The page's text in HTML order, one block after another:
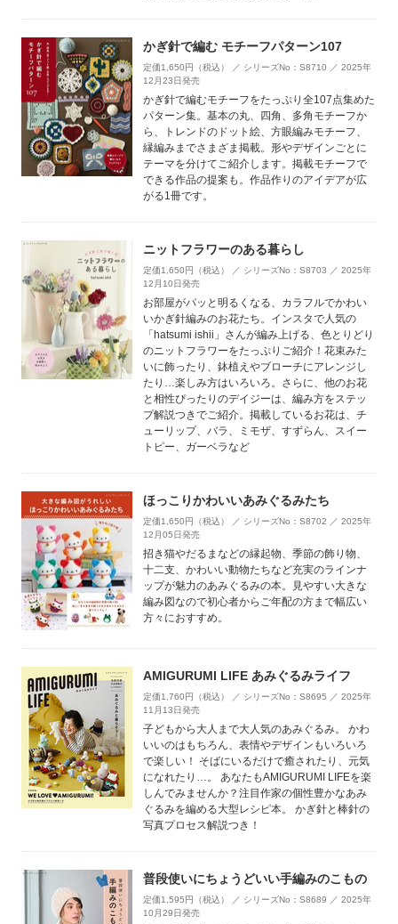
かぎ針で編む モチーフパターン107
定価1,650円（税込） ／ シリーズNo：S8710 ／ 2025年
12月23日発売
かぎ針で編むモチーフをたっぷり全107点集めた
パターン集。基本の丸、四角、多角モチーフか
ら、トレンドのドット絵、方眼編みモチーフ、
縁編みまでさまざま掲載。形やデザインごとに
テーマを分けてご紹介します。掲載モチーフで
できる作品の提案も。作品作りのアイデアが広
がる1冊です。
ニットフラワーのある暮らし
定価1,650円（税込） ／ シリーズNo：S8703 ／ 2025年
12月10日発売
お部屋がパッと明るくなる、カラフルでかわい
いかぎ針編みのお花たち。インスタで人気の
「hatsumi ishii」さんが編み上げる、色とりどり
のニットフラワーをたっぷりご紹介！花束みた
いに飾ったり、鉢植えやブローチにアレンジし
たり…楽しみ方はいろいろ。さらに、他のお花
と相性ぴったりのデイジーは、編み方をステッ
プ解説つきでご紹介。掲載しているお花は、チ
ューリップ、バラ、ミモザ、すずらん、スイー
トピー、ガーベラなど
ほっこりかわいいあみぐるみたち
定価1,650円（税込） ／ シリーズNo：S8702 ／ 2025年
12月05日発売
招き猫やだるまなどの縁起物、季節の飾り物、
十二支、かわいい動物たちなど充実のラインナ
ップが魅力のあみぐるみの本。見やすい大きな
編み図なので初心者からご年配の方まで幅広い
方々におすすめ。
AMIGURUMI LIFE あみぐるみライフ
定価1,760円（税込） ／ シリーズNo：S8695 ／ 2025年
11月13日発売
子どもから大人まで大人気のあみぐるみ。 かわ
いいのはもちろん、表情やデザインもいろいろ
で楽しい！ そばにいるだけで癒されたり、元気
になれたり…。 あなたもAMIGURUMI LIFEを楽
しんでみませんか？注目作家の個性豊かなあみ
ぐるみを編める大型レシピ本。 かぎ針と棒針の
写真プロセス解説つき！
普段使いにちょうどいい手編みのこもの
定価1,595円（税込） ／ シリーズNo：S8689 ／ 2025年
10月29日発売